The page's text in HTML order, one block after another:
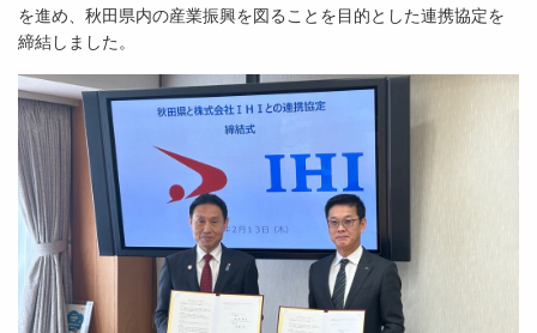
を進め、秋田県内の産業振興を図ることを目的とした連携協定を
締結しました。